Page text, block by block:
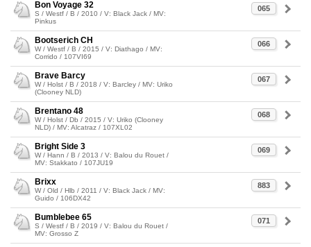
065
Bon Voyage 32
S / Westf / B / 2010 / V: Black Jack / MV:
Pinkus
066
Bootserich CH
W / Westf / B / 2015 / V: Diathago / MV:
Corrido / 107VI69
067
Brave Barcy
W / Holst / B / 2018 / V: Barcley / MV: Uriko
(Clooney NLD)
068
Brentano 48
W / Holst / Db / 2015 / V: Uriko (Clooney
NLD) / MV: Alcatraz / 107XL02
069
Bright Side 3
W / Hann / B / 2013 / V: Balou du Rouet /
MV: Stakkato / 107JU19
883
Brixx
W / Old / Hlb / 2011 / V: Black Jack / MV:
Guido / 106DX42
071
Bumblebee 65
S / Westf / B / 2019 / V: Balou du Rouet /
MV: Grosso Z